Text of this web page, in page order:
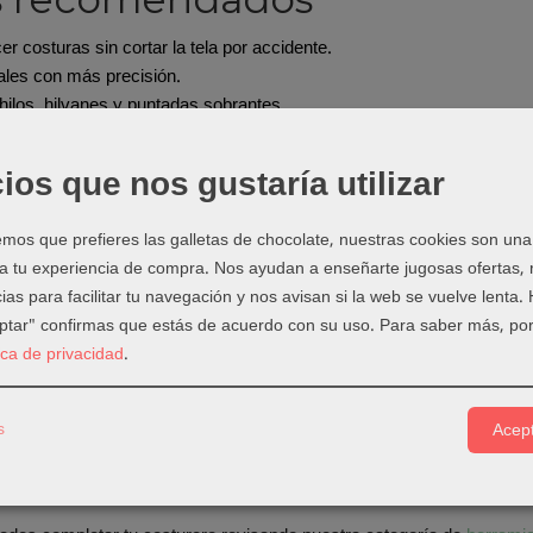
costuras sin cortar la tela por accidente.
con más precisión.
hilvanes y puntadas sobrantes.
de uso
con buena luz.
la punta solo bajo la puntada, no dentro del tejido.
delicadas, descose poco a poco.
ojales, coloca un alfiler al final como tope.
elegir una
herramientas pequeñas pueden marcar una gran diferencia.
que nos gustaría utilizar
que prefieres las galletas de chocolate, nuestras cookies son
tu experiencia de compra. Nos ayudan a enseñarte jugosas ofertas,
para facilitar tu navegación y nos avisan si la web se vuelve lenta.
confirmas que estás de acuerdo con su uso. Para saber más,
de privacidad.